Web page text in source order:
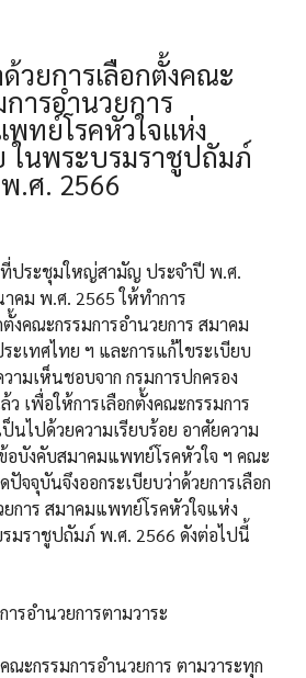
วยการเลือกตั้งคณะ
การอำนวยการ
ทย์โรคหัวใจแห่ง
ในพระบรมราชูปถัมภ์
พ.ศ. 2566
ประชุมใหญ่สามัญ ประจำปี พ.ศ.​
คม พ.ศ. 2565 ให้ทำการ
งคณะกรรมการอำนวยการ สมาคม
เทศไทย ฯ และการแก้ไขระเบียบ
ามเห็นชอบจาก กรมการปกครอง
เพื่อให้การเลือกตั้งคณะกรรมการ
นไปด้วยความเรียบร้อย อาศัยความ
อบังคับสมาคมแพทย์โรคหัวใจ ฯ คณะ
ปัจจุบันจึงออกระเบียบว่าด้วยการเลือก
การ สมาคมแพทย์โรคหัวใจแห่ง
มราชูปถัมภ์ พ.ศ. 2566 ดังต่อไปนี้
ารอำนวยการตามวาระ
ณะกรรมการอำนวยการ ตามวาระทุก